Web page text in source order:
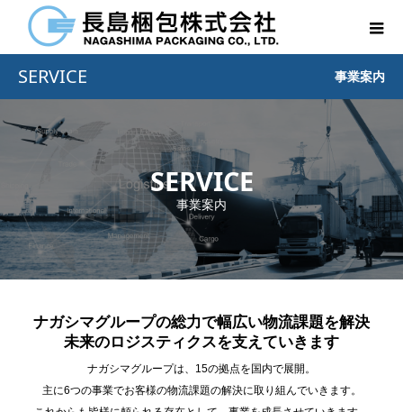
SERVICE 事業案内
SERVICE
事業案内
ナガシマグループの総力で幅広い物流課題を解決
未来のロジスティクスを支えていきます
ナガシマグループは、15の拠点を国内で展開。
主に6つの事業でお客様の物流課題の解決に取り組んでいきます。